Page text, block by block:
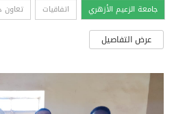
جامعة الزعيم الأزهري
اتفاقيات تعاون
عرض التفاصيل